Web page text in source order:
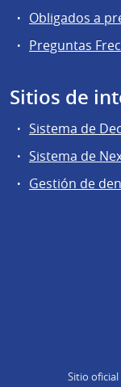
Obligados a
Preguntas
Sitios de
Sistema de
Sistema de
Gestión de
Sitio